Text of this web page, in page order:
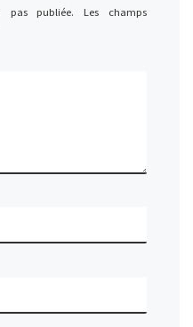
pas publiée.
Les champs